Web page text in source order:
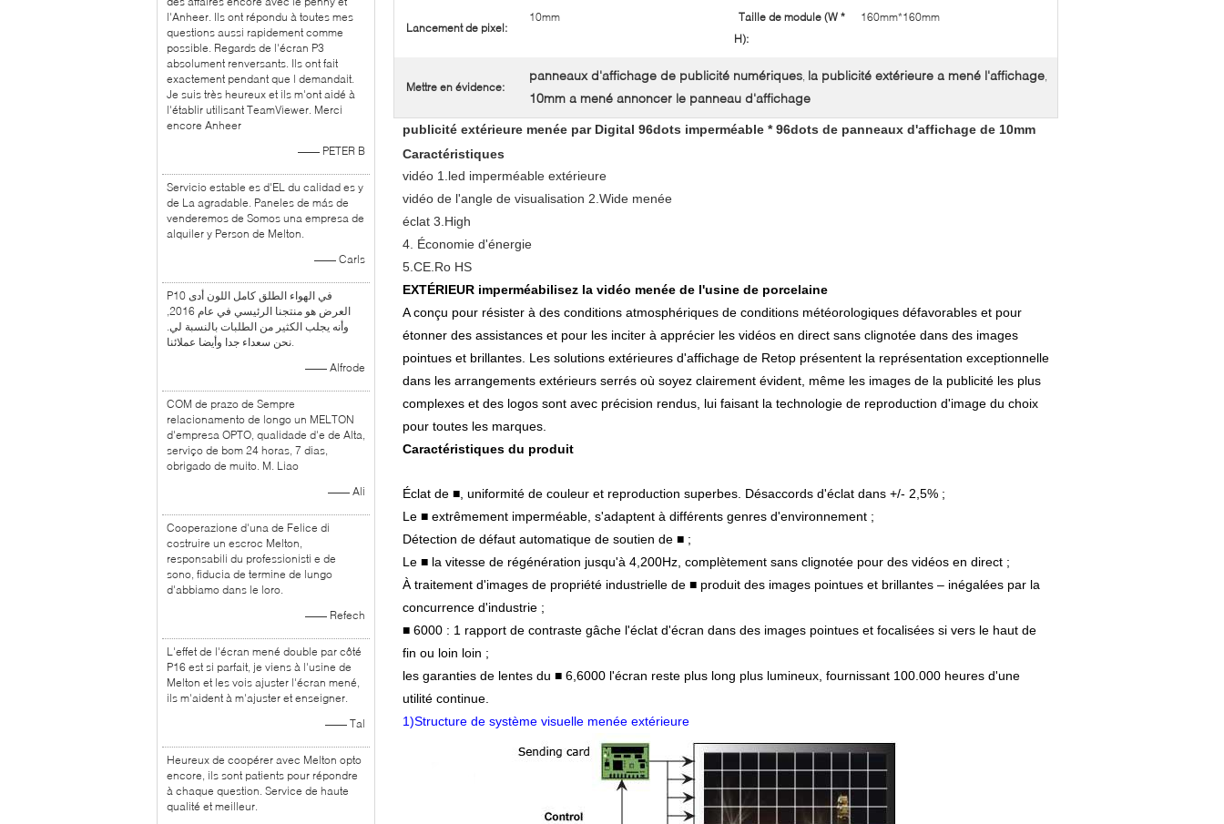
l'Anheer. Ils ont répondu à toutes mes
questions aussi rapidement comme
possible. Regards de l'écran P3
absolument renversants. Ils ont fait
exactement pendant que l demandait.
Je suis très heureux et ils m'ont aidé à
l'établir utilisant TeamViewer. Merci
encore Anheer
—— PETER B
Servicio estable es d'EL du calidad es y
de La agradable. Paneles de más de
venderemos de Somos una empresa de
alquiler y Person de Melton.
—— Carls
P10 في الهواء الطلق كامل اللون أدى
العرض هو منتجنا الرئيسي في عام 2016,
وأنه يجلب الكثير من الطلبات بالنسبة لي.
نحن سعداء جدا وأيضا عملائنا.
—— Alfrode
COM de prazo de Sempre
relacionamento de longo un MELTON
d'empresa OPTO, qualidade d'e de Alta,
serviço de bom 24 horas, 7 dias,
obrigado de muito. M. Liao
—— Ali
Cooperazione d'una de Felice di
costruire un escroc Melton,
responsabili du professionisti e de
sono, fiducia de termine de lungo
d'abbiamo dans le loro.
—— Refech
L'effet de l'écran mené double par côté
P16 est si parfait, je viens à l'usine de
Melton et les vois ajuster l'écran mené,
ils m'aident à m'ajuster et enseigner.
—— Tal
Heureux de coopérer avec Melton opto
encore, ils sont patients pour répondre
à chaque question. Service de haute
qualité et meilleur.
Lancement de pixel:
10mm
Taille de module (W *
H):
160mm*160mm
Mettre en évidence:
panneaux d'affichage de publicité numériques, la publicité extérieure a mené l'affichage,
10mm a mené annoncer le panneau d'affichage
publicité extérieure menée par Digital 96dots imperméable * 96dots de panneaux d'affichage de 10mm
Caractéristiques
vidéo 1.led imperméable extérieure
vidéo de l'angle de visualisation 2.Wide menée
éclat 3.High
4. Économie d'énergie
5.CE.Ro HS
EXTÉRIEUR imperméabilisez la vidéo menée de l'usine de porcelaine
A conçu pour résister à des conditions atmosphériques de conditions météorologiques défavorables et pour
étonner des assistances et pour les inciter à apprécier les vidéos en direct sans clignotée dans des images
pointues et brillantes. Les solutions extérieures d'affichage de Retop présentent la représentation exceptionnelle
dans les arrangements extérieurs serrés où soyez clairement évident, même les images de la publicité les plus
complexes et des logos sont avec précision rendus, lui faisant la technologie de reproduction d'image du choix
pour toutes les marques.
Caractéristiques du produit
Éclat de ■, uniformité de couleur et reproduction superbes. Désaccords d'éclat dans +/- 2,5% ;
Le ■ extrêmement imperméable, s'adaptent à différents genres d'environnement ;
Détection de défaut automatique de soutien de ■ ;
Le ■ la vitesse de régénération jusqu'à 4,200Hz, complètement sans clignotée pour des vidéos en direct ;
À traitement d'images de propriété industrielle de ■ produit des images pointues et brillantes – inégalées par la
concurrence d'industrie ;
■ 6000 : 1 rapport de contraste gâche l'éclat d'écran dans des images pointues et focalisées si vers le haut de
fin ou loin loin ;
les garanties de lentes du ■ 6,6000 l'écran reste plus long plus lumineux, fournissant 100.000 heures d'une
utilité continue.
1)Structure de système visuelle menée extérieure